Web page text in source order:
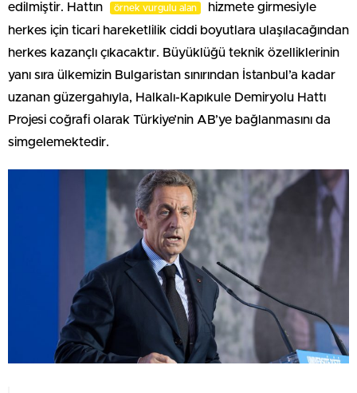
edilmiştir. Hattın
örnek vurgulu alan
hizmete girmesiyle
herkes için ticari hareketlilik ciddi boyutlara ulaşılacağından
herkes kazançlı çıkacaktır. Büyüklüğü teknik özelliklerinin
yanı sıra ülkemizin Bulgaristan sınırından İstanbul’a kadar
uzanan güzergahıyla, Halkalı-Kapıkule Demiryolu Hattı
Projesi coğrafi olarak Türkiye’nin AB’ye bağlanmasını da
simgelemektedir.